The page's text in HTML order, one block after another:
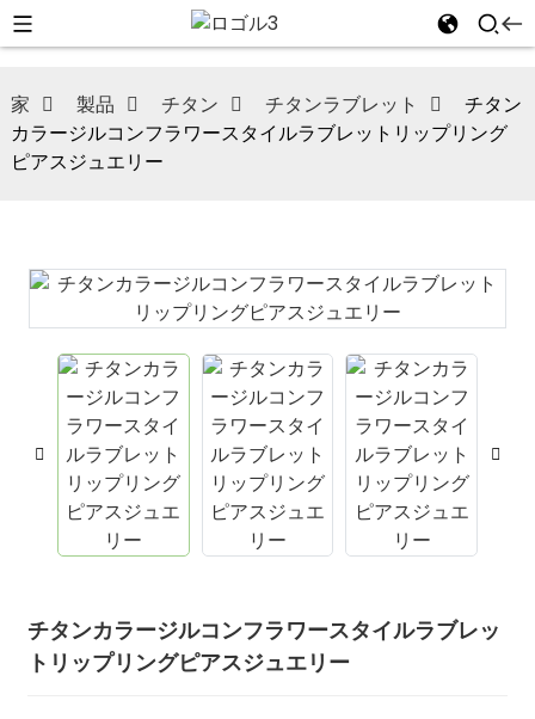
家 製品 チタン チタンラブレット
チタン
カラージルコンフラワースタイルラブレットリップリング
ピアスジュエリー
チタンカラージルコンフラワースタイルラブレッ
トリップリングピアスジュエリー